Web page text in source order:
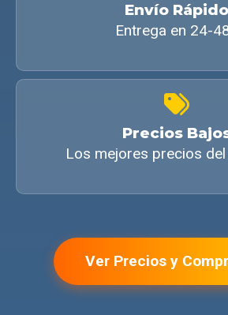
Envío Rápido
Entrega en 24-
Precios
Los mejores precios
Ver Precios y